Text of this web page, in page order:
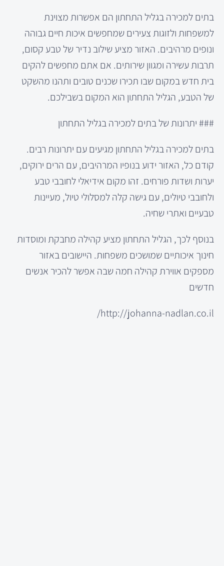
בתים למכירה בגליל התחתון הם אפשרות מצוינת
למשפחות ולזוגות צעירים שמחפשים איכות חיים גבוהה
ונופים מרהיבים. האזור מציע שילוב נדיר של טבע קסום,
תרבות עשירה ומגוון שירותים. אם אתם מחפשים להקים
בית חדש במקום שבו תכירו שכנים טובים ותהנו מהשקט
של הטבע, הגליל התחתון הוא המקום בשבילכם.
### יתרונות של בתים למכירה בגליל התחתון
בתים למכירה בגליל התחתון מגיעים עם יתרונות רבים.
קודם כל, האזור ידוע בנופיו המרהיבים, עם הרים ירוקים,
יערות ושדות פורחים. זהו מקום אידיאלי לחובבי טבע
ולחובבי טיולים, עם גישה קלה למסלולי טיול, מעיינות
טבעיים ואתרי שחיה.
בנוסף לכך, הגליל התחתון מציע קהילה מחבקת ומוסדות
חינוך איכותיים שמושכים משפחות. היישובים באזור
מספקים אווירת קהילה חמה שבה אפשר להכיר אנשים
חדשים
http://johanna-nadlan.co.il/